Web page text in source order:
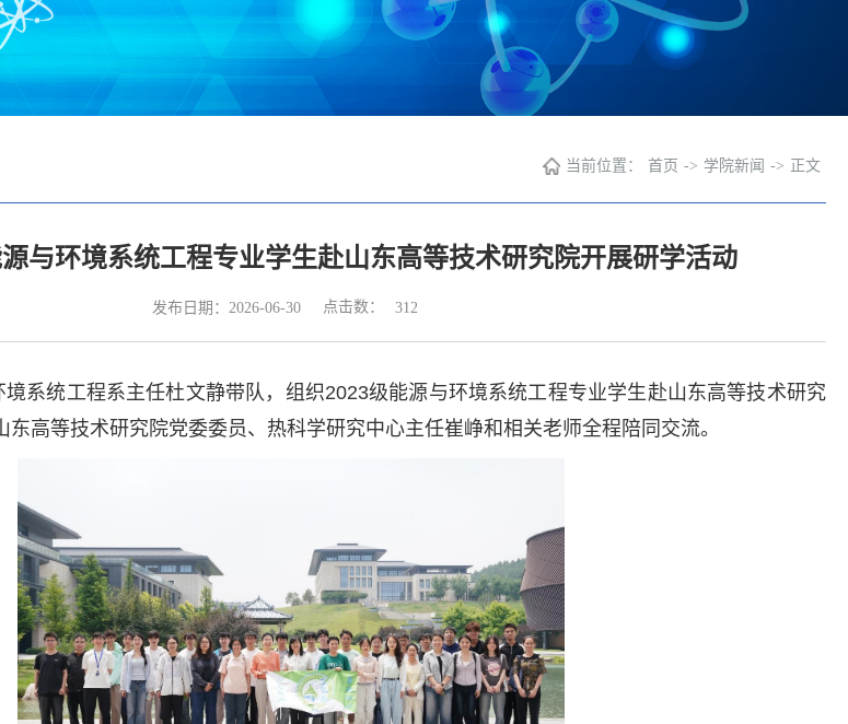
当前位置： 首页 -> 学院新闻 -> 正文
与环境系统工程专业学生赴山东高等技术研究院开展研学活动
发布日期：2026-06-30 点击数： 312
境系统工程系主任杜文静带队，组织2023级能源与环境系统工程专业学生赴山东高等技术研究
东高等技术研究院党委委员、热科学研究中心主任崔峥和相关老师全程陪同交流。